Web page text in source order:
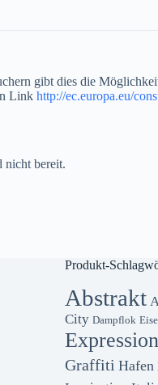
gibt dies die
Link http://ec.europa.eu/
nicht bereit.
Produkt-
Abstrakt
City Dampflok
Graffiti Hafen